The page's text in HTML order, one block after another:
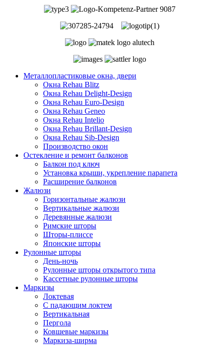
Металлопластиковые окна, двери
Окна Rehau Blitz
Окна Rehau Delight-Design
Окна Rehau Euro-Design
Окна Rehau Geneo
Окна Rehau Intelio
Окна Rehau Вrillant-Design
Окна Rehau Sib-Design
Производство окон
Остекление и ремонт балконов
Балкон под ключ
Установка крыши, укрепление парапета
Расширение балконов
Жалюзи
Горизонтальные жалюзи
Вертикальные жалюзи
Деревянные жалюзи
Римские шторы
Шторы-плиссе
Японские шторы
Рулонные шторы
День-ночь
Рулонные шторы открытого типа
Кассетные рулонные шторы
Маркизы
Локтевая
С падающим локтем
Вертикальная
Пергола
Ковшевые маркизы
Маркиза-ширма